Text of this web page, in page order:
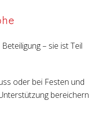
– sie ist Teil
oder bei Festen und
bereichern